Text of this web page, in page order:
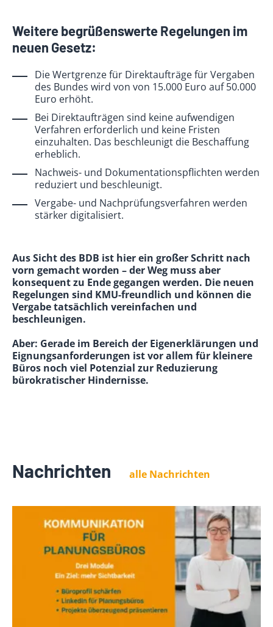
Weitere begrüßenswerte Regelungen im
neuen Gesetz:
Die Wertgrenze für Direktaufträge für Vergaben
des Bundes wird von von 15.000 Euro auf 50.000
Euro erhöht.
Bei Direktaufträgen sind keine aufwendigen
Verfahren erforderlich und keine Fristen
einzuhalten. Das beschleunigt die Beschaffung
erheblich.
Nachweis- und Dokumentationspflichten werden
reduziert und beschleunigt.
Vergabe- und Nachprüfungsverfahren werden
stärker digitalisiert.
Aus Sicht des BDB ist hier ein großer Schritt nach
vorn gemacht worden – der Weg muss aber
konsequent zu Ende gegangen werden. Die neuen
Regelungen sind KMU-freundlich und können die
Vergabe tatsächlich vereinfachen und
beschleunigen.
Aber: Gerade im Bereich der Eigenerklärungen und
Eignungsanforderungen ist vor allem für kleinere
Büros noch viel Potenzial zur Reduzierung
bürokratischer Hindernisse.
Nachrichten alle Nachrichten